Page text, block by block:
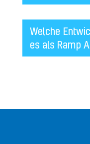
Welche
es als Ramp